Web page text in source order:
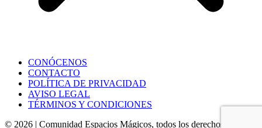
CONÓCENOS
CONTACTO
POLÍTICA DE PRIVACIDAD
AVISO LEGAL
TÉRMINOS Y CONDICIONES
© 2026 | Comunidad Espacios Mágicos, todos los derechos